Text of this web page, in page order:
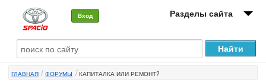
Вход Разделы сайта
О машине
Автоклуб
ГЛАВНАЯ ФОРУМЫ КАПИТАЛКА ИЛИ РЕМОНТ?